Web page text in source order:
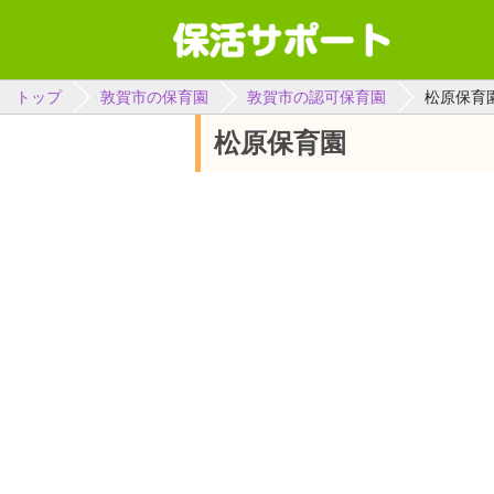
トップ 敦賀市の保育園 敦賀市の認可保育園 松原保育
松原保育園